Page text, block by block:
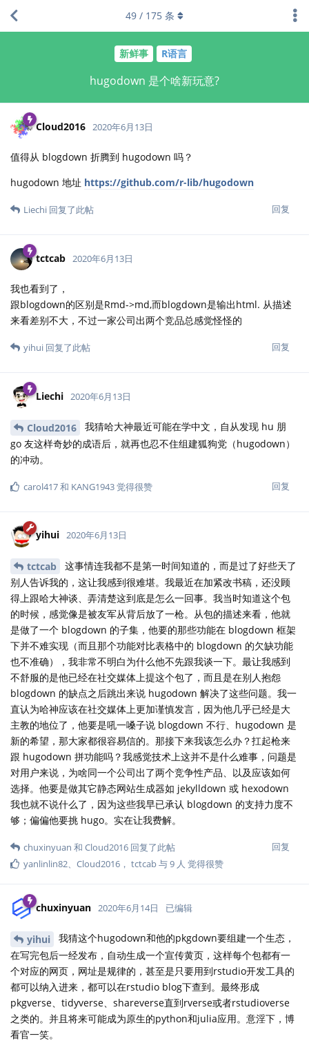
新鲜事 R语言
hugodown 是个啥新玩意?
49 / 175 条
Cloud2016 2020年6月13日
值得从 blogdown 折腾到 hugodown 吗？
hugodown 地址 https://github.com/r-lib/hugodown
回复
Liechi 回复了此帖
tctcab 2020年6月13日
我也看到了，
跟blogdown的区别是Rmd->md,而blogdown是输出html. 从描述
来看差别不大，不过一家公司出两个竞品总感觉怪怪的
回复
yihui 回复了此帖
Liechi 2020年6月13日
Cloud2016
我猜哈大神最近可能在学中文，自从发现 hu 朋
go 友这样奇妙的成语后，就再也忍不住组建狐狗党（hugodown）
的冲动。
回复
carol417和 KANG1943觉得很赞
yihui 2020年6月13日
tctcab
这事情连我都不是第一时间知道的，而是过了好些天了
别人告诉我的，这让我感到很难堪。我最近在加紧改书稿，还没顾
得上跟哈大神谈、弄清楚这到底是怎么一回事。我当时知道这个包
的时候，感觉像是被友军从背后放了一枪。从包的描述来看，他就
是做了一个 blogdown 的子集，他要的那些功能在 blogdown 框架
下并不难实现（而且那个功能对比表格中的 blogdown 的欠缺功能
也不准确），我非常不明白为什么他不先跟我谈一下。最让我感到
不舒服的是他已经在社交媒体上提这个包了，而且是在别人抱怨
blogdown 的缺点之后跳出来说 hugodown 解决了这些问题。我一
直认为哈神应该在社交媒体上更加谨慎发言，因为他几乎已经是大
主教的地位了，他要是吼一嗓子说 blogdown 不行、hugodown 是
新的希望，那大家都很容易信的。那接下来我该怎么办？扛起枪来
跟 hugodown 拼功能吗？我感觉技术上这并不是什么难事，问题是
对用户来说，为啥同一个公司出了两个竞争性产品、以及应该如何
选择。他要是做其它静态网站生成器如 jekylldown 或 hexodown
我也就不说什么了，因为这些我早已承认 blogdown 的支持力度不
够；偏偏他要挑 hugo。实在让我费解。
回复
chuxinyuan 和 Cloud2016 回复了此帖
yanlinlin82、 Cloud2016 ， tctcab与9 人 觉得很赞
chuxinyuan 2020年6月14日 已编辑
yihui
我猜这个hugodown和他的pkgdown要组建一个生态，
在写完包后一经发布，自动生成一个宣传黄页，这样每个包都有一
个对应的网页，网址是规律的，甚至是只要用到rstudio开发工具的
都可以纳入进来，都可以在rstudio blog下查到。最终形成
pkgverse、tidyverse、shareverse直到rverse或者rstudioverse
之类的。并且将来可能成为原生的python和julia应用。意淫下，博
看官一笑。